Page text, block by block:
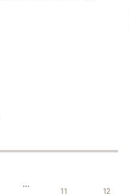
...
11 12